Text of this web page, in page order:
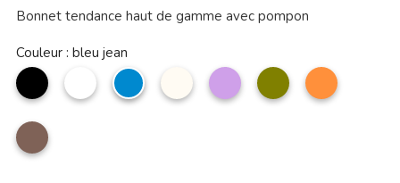
Bonnet tendance haut de gamme avec pompon
Couleur : bleu jean
noir Blanc
bleu
jean
Beige Parme
Vert
olive
rouille
taupe